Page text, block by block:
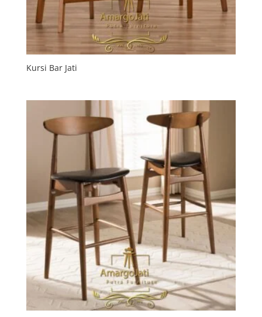
Kursi Bar Jati